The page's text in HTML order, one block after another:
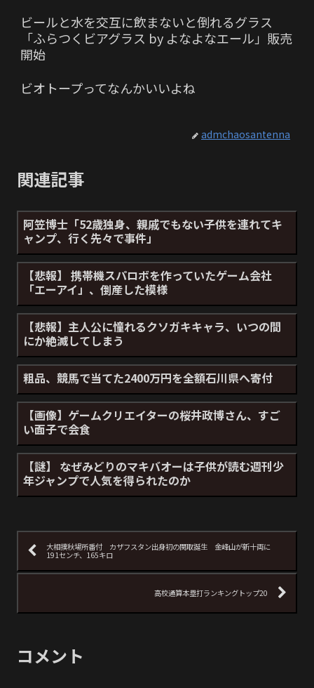
ビールと水を交互に飲まないと倒れるグラス
「ふらつくビアグラス by よなよなエール」販売
開始
ビオトープってなんかいいよね
admchaosantenna
関連記事
阿笠博士「52歳独身、親戚でもない子供を連れてキ
ャンプ、行く先々で事件」
【悲報】 携帯機スパロボを作っていたゲーム会社
「エーアイ」、倒産した模様
【悲報】主人公に憧れるクソガキキャラ、いつの間
にか絶滅してしまう
粗品、競馬で当てた2400万円を全額石川県へ寄付
【画像】ゲームクリエイターの桜井政博さん、すご
い面子で会食
【謎】 なぜみどりのマキバオーは子供が読む週刊少
年ジャンプで人気を得られたのか
大相撲秋場所番付 カザフスタン出身初の関取誕生 金峰山が新十両に
191センチ、165キロ
高校通算本塁打ランキングトップ20
コメント